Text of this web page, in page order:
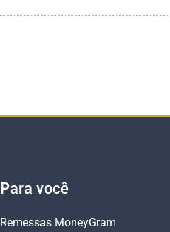
Para você
Remessas MoneyGram